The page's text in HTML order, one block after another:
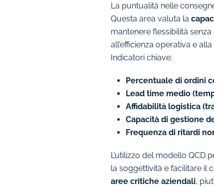
La puntualità nelle
Questa area valuta la
mantenere flessibilità
all’efficienza operativa e
Indicatori chiave:
Percentuale di ordini
Lead time medio
Affidabilità logistica
Capacità di gestione
Frequenza di ritardi
L’utilizzo del modello QCD
la soggettività e facilitare il
aree critiche aziendali,